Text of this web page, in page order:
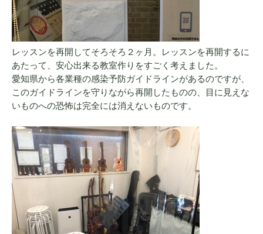
レッスンを再開してそろそろ２ヶ月。レッスンを再開するに
あたって、安心出来る教室作りをすごく考えました。
愛知県から各業種の感染予防ガイドラインがあるのですが、
このガイドラインを守りながら再開したものの、目に見えな
いものへの恐怖は完全には消えないものです。